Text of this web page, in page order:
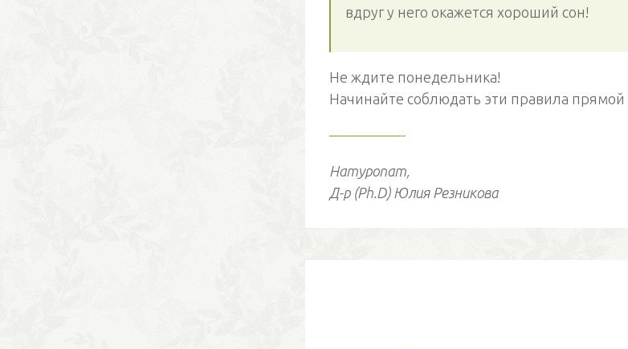
вдруг у него окажется хороший сон!
Не ждите понедельника!
Начинайте соблюдать эти правила прямой
—————-
Натуропат,
Д-р (Ph.D) Юлия Резникова